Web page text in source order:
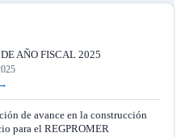
AÑO FISCAL 2025
de avance en la construcción
para el REGPROMER